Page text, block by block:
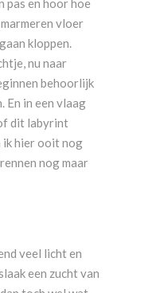
pas en hoor hoe
vloer
kloppen.
nu naar
behoorlijk
En in een vlaag
dit labyrint
ik hier ooit nog
nog maar
veel licht en
een zucht van